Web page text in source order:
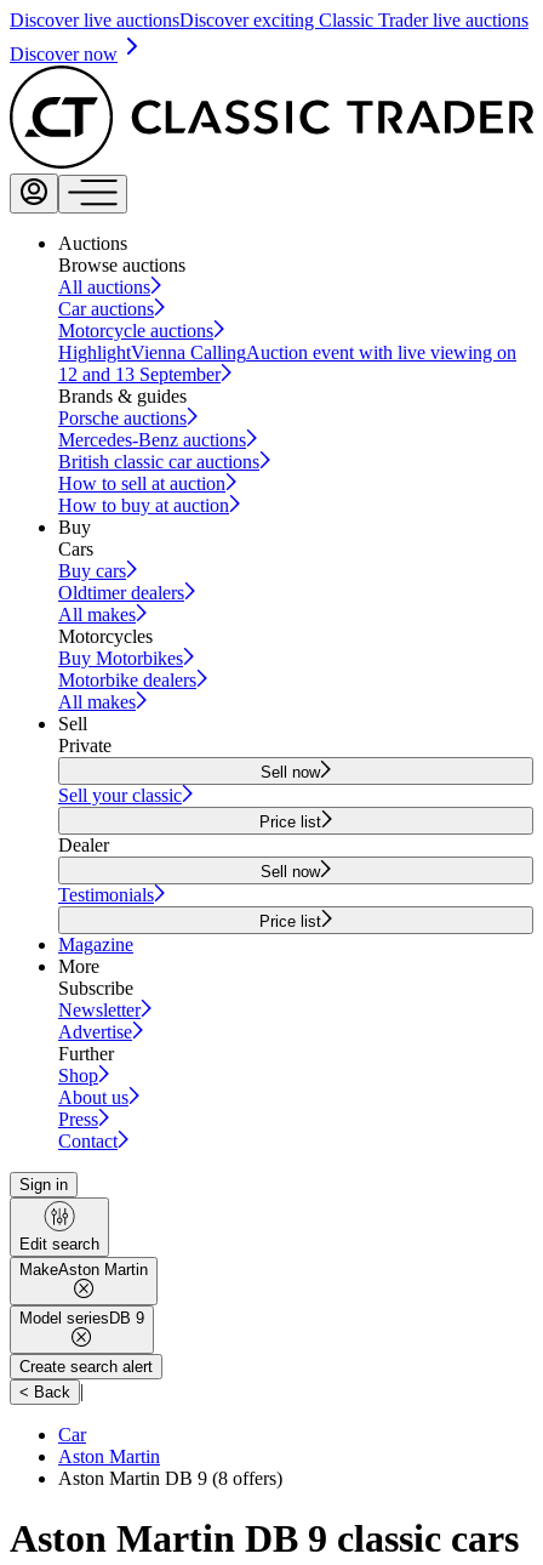
Discover live auctionsDiscover exciting Classic Trader live auctions
Discover now
Auctions
Browse auctions
All auctions
Car auctions
Motorcycle auctions
HighlightVienna CallingAuction event with live viewing on
12 and 13 September
Brands & guides
Porsche auctions
Mercedes-Benz auctions
British classic car auctions
How to sell at auction
How to buy at auction
Buy
Cars
Buy cars
Oldtimer dealers
All makes
Motorcycles
Buy Motorbikes
Motorbike dealers
All makes
Sell
Private
Sell now
Sell your classic
Price list
Dealer
Sell now
Testimonials
Price list
Magazine
More
Subscribe
Newsletter
Advertise
Further
Shop
About us
Press
Contact
Sign in
Edit search
MakeAston Martin
Model series DB 9
Create search alert
< Back |
Car
Aston Martin
Aston Martin DB 9 (8 offers)
Aston Martin DB 9 classic cars